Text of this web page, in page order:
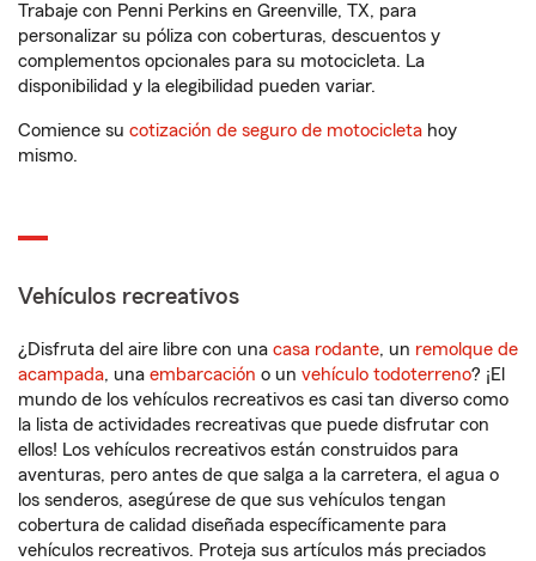
Trabaje con Penni Perkins en Greenville, TX, para
personalizar su póliza con coberturas, descuentos y
complementos opcionales para su motocicleta. La
disponibilidad y la elegibilidad pueden variar.
Comience su cotización de seguro de motocicleta hoy
mismo.
Vehículos recreativos
¿Disfruta del aire libre con una casa rodante, un remolque de
acampada, una embarcación o un vehículo todoterreno? ¡El
mundo de los vehículos recreativos es casi tan diverso como
la lista de actividades recreativas que puede disfrutar con
ellos! Los vehículos recreativos están construidos para
aventuras, pero antes de que salga a la carretera, el agua o
los senderos, asegúrese de que sus vehículos tengan
cobertura de calidad diseñada específicamente para
vehículos recreativos. Proteja sus artículos más preciados